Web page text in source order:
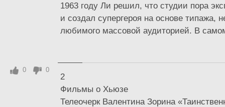
1963 году Ли решил, что студии пора
и создал супергероя на основе типажа,
любимого массовой аудиторией. В
2
Фильмы о Хьюзе
Телеочерк Валентина Зорина
0 0